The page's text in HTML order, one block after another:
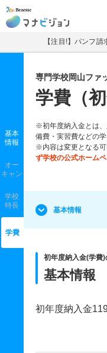
マナビジ
【注目!】パンフ
専門学校岡山ファ
学費（
※初年度納入金とは
備費・実習費などの
※内容は変更となる可
ず学校の公式ホーム
基本
情報
オー
キャン
学校
特長
学費
基本情報
初年度納入金(学費)
基本情報
初年度納入金